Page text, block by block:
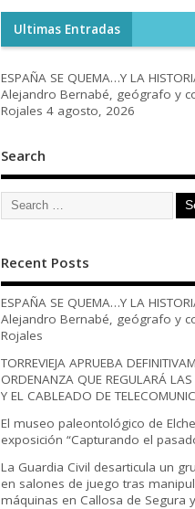
Ultimas Entradas
ESPAÑA SE QUEMA…Y LA
Alejandro Bernabé, geógrafo y
Rojales 4 agosto, 2026
Search
Recent Posts
ESPAÑA SE QUEMA…Y LA
Alejandro Bernabé, geógrafo y
Rojales
TORREVIEJA APRUEBA
ORDENANZA QUE REGULARÁ
Y EL CABLEADO DE
El museo paleontológico de
exposición “Capturando el
La Guardia Civil desarticula un
en salones de juego tras
máquinas en Callosa de Segura